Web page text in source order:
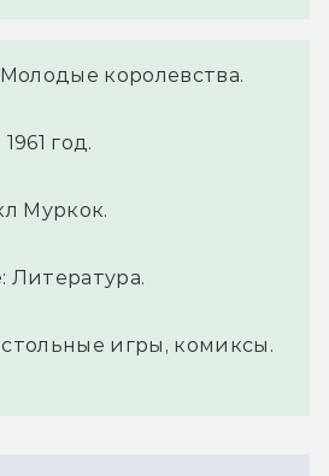
королевства.
год.
Муркок.
Литература.
игры, комиксы.